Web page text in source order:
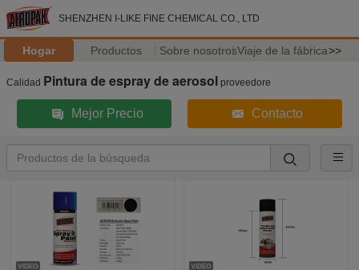
SHENZHEN I-LIKE FINE CHEMICAL CO., LTD
Hogar Productos Sobre nosotrosViaje de la fábrica>>
Calidad Pintura de espray de aerosol proveedore
Mejor Precio Contacto